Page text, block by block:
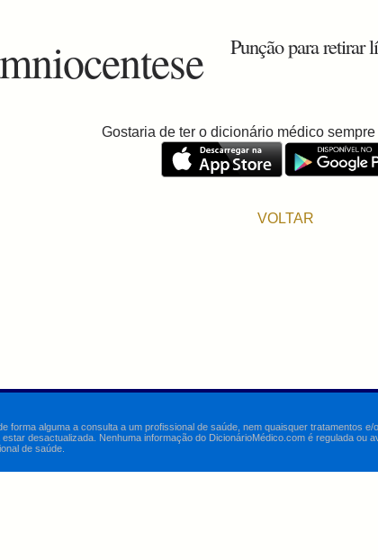
Punção para retirar
Gostaria de ter o dicionário médico
VOLTAR
forma alguma a consulta a um profissional de saúde, nem quaisquer
desactualizada. Nenhuma informação do DicionárioMédico.com é regulada
de saúde.